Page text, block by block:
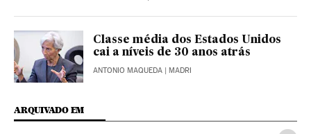
Classe média dos Estados Unidos
cai a níveis de 30 anos atrás
ANTONIO MAQUEDA | MADRI
ARQUIVADO EM